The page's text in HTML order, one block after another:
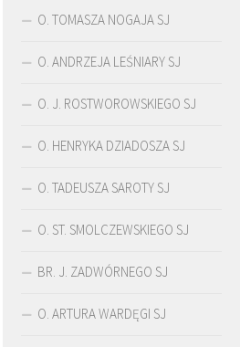
O. TOMASZA NOGAJA SJ
O. ANDRZEJA LEŚNIARY SJ
O. J. ROSTWOROWSKIEGO SJ
O. HENRYKA DZIADOSZA SJ
O. TADEUSZA SAROTY SJ
O. ST. SMOLCZEWSKIEGO SJ
BR. J. ZADWÓRNEGO SJ
O. ARTURA WARDĘGI SJ